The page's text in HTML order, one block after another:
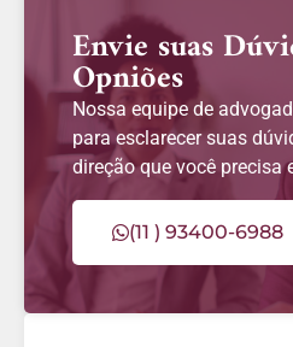
Envie suas
Opniões
Nossa equipe de
para esclarecer suas
direção que você precisa
(11 ) 93400-6988